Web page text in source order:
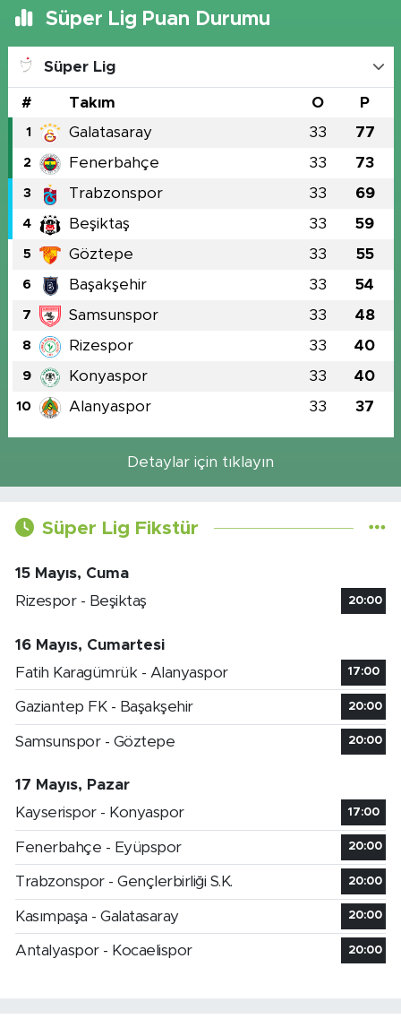
Süper Lig Puan Durumu
Süper Lig
# Takım O P
1 Galatasaray 33 77
2 Fenerbahçe 33 73
3 Trabzonspor 33 69
4 Beşiktaş 33 59
5 Göztepe 33 55
6 Başakşehir 33 54
7 Samsunspor 33 48
8 Rizespor 33 40
9 Konyaspor 33 40
10 Alanyaspor 33 37
Detaylar için tıklayın
Süper Lig Fikstür
15 Mayıs, Cuma
Rizespor - Beşiktaş
20:00
16 Mayıs, Cumartesi
Fatih Karagümrük - Alanyaspor
17:00
Gaziantep FK - Başakşehir 20:00
Samsunspor - Göztepe 20:00
17 Mayıs, Pazar
Kayserispor - Konyaspor
17:00
Fenerbahçe - Eyüpspor 20:00
Trabzonspor - Gençlerbirliği S.K. 20:00
Kasımpaşa - Galatasaray 20:00
Antalyaspor - Kocaelispor 20:00